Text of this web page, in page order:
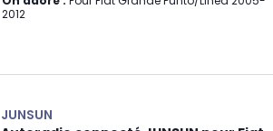
2012
JUNSUN